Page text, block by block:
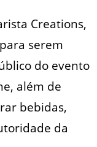
Creations,
serem
do evento
além de
bebidas,
da